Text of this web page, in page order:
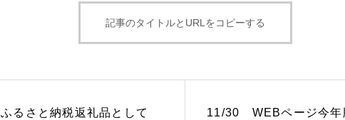
記事のタイトルとURLをコピーする
ふるさと納税返礼品として
11/30 WEBページ今年